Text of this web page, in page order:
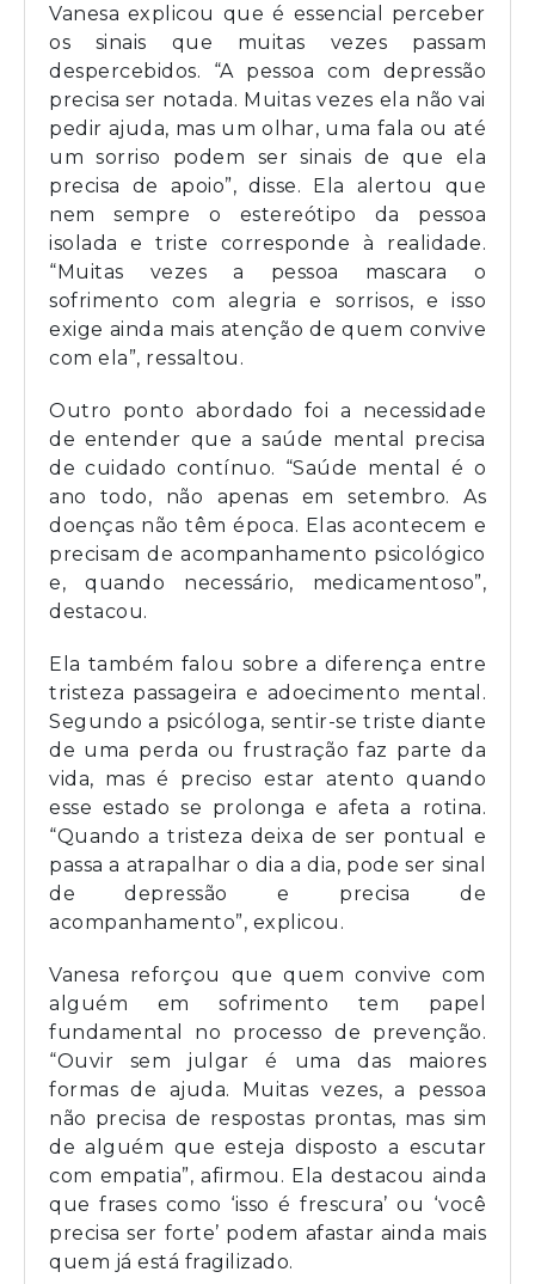
Vanesa explicou que é essencial perceber
os sinais que muitas vezes passam
despercebidos. “A pessoa com depressão
precisa ser notada. Muitas vezes ela não vai
pedir ajuda, mas um olhar, uma fala ou até
um sorriso podem ser sinais de que ela
precisa de apoio”, disse. Ela alertou que
nem sempre o estereótipo da pessoa
isolada e triste corresponde à realidade.
“Muitas vezes a pessoa mascara o
sofrimento com alegria e sorrisos, e isso
exige ainda mais atenção de quem convive
com ela”, ressaltou.
Outro ponto abordado foi a necessidade
de entender que a saúde mental precisa
de cuidado contínuo. “Saúde mental é o
ano todo, não apenas em setembro. As
doenças não têm época. Elas acontecem e
precisam de acompanhamento psicológico
e, quando necessário, medicamentoso”,
destacou.
Ela também falou sobre a diferença entre
tristeza passageira e adoecimento mental.
Segundo a psicóloga, sentir-se triste diante
de uma perda ou frustração faz parte da
vida, mas é preciso estar atento quando
esse estado se prolonga e afeta a rotina.
“Quando a tristeza deixa de ser pontual e
passa a atrapalhar o dia a dia, pode ser sinal
de depressão e precisa de
acompanhamento”, explicou.
Vanesa reforçou que quem convive com
alguém em sofrimento tem papel
fundamental no processo de prevenção.
“Ouvir sem julgar é uma das maiores
formas de ajuda. Muitas vezes, a pessoa
não precisa de respostas prontas, mas sim
de alguém que esteja disposto a escutar
com empatia”, afirmou. Ela destacou ainda
que frases como ‘isso é frescura’ ou ‘você
precisa ser forte’ podem afastar ainda mais
quem já está fragilizado.